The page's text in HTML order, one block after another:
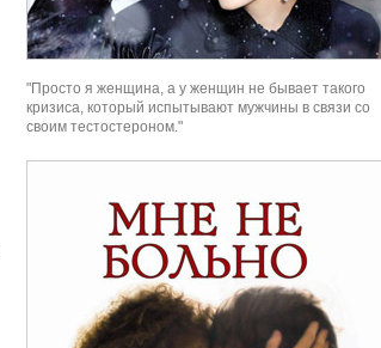
"Просто я женщина, а у женщин не бывает такого
кризиса, который испытывают мужчины в связи со
своим тестостероном."